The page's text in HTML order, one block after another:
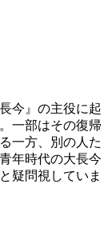
今』の主役に起
一部はその復帰
一方、別の人た
年時代の大長今
疑問視していま